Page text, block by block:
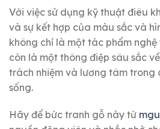
Với việc sử dụng kỹ thuật điêu
và sự kết hợp của màu sắc và
không chỉ là một tác phẩm
còn là một thông điệp sâu sắc
trách nhiệm và lương tâm trong
sống.
Hãy để bức tranh gỗ này từ